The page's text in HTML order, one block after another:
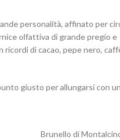
personalità, affinato per
olfattiva di grande pregio e
di cacao, pepe nero,
giusto per allungarsi con
Brunello di